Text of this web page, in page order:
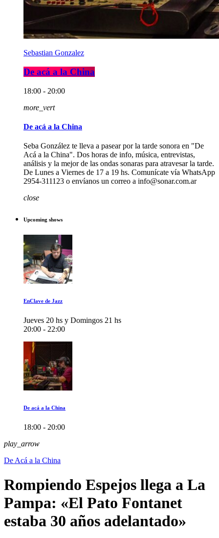
Sebastian Gonzalez
De acá a la China
18:00 - 20:00
more_vert
De acá a la China
Seba González te lleva a pasear por la tarde sonora en "De
Acá a la China". Dos horas de info, música, entrevistas,
análisis y la mejor de las ondas sonaras para atravesar la tarde.
De Lunes a Viernes de 17 a 19 hs. Comunícate vía WhatsApp
2954-311123 o envíanos un correo a info@sonar.com.ar
close
Upcoming shows
EnClave de Jazz
Jueves 20 hs y Domingos 21 hs
20:00 - 22:00
De acá a la China
18:00 - 20:00
play_arrow
De Acá a la China
Rompiendo Espejos llega a La
Pampa: «El Pato Fontanet
estaba 30 años adelantado»